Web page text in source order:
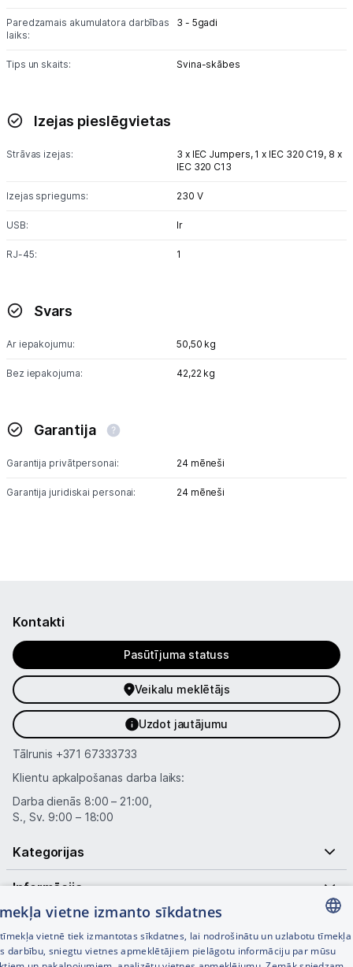
Paredzamais akumulatora darbības
laiks:
3 - 5gadi
Tips un skaits: Svina-skābes
Izejas pieslēgvietas
Strāvas izejas: 3 x IEC Jumpers, 1 x IEC 320 C19, 8 x
IEC 320 C13
Izejas spriegums: 230 V
USB: Ir
RJ-45: 1
Svars
Ar iepakojumu: 50,50 kg
Bez iepakojuma: 42,22 kg
Garantija
Garantija privātpersonai: 24 mēneši
Garantija juridiskai personai: 24 mēneši
Kontakti
Pasūtījuma statuss
Veikalu meklētājs
Uzdot jautājumu
Tālrunis +371 67333733
Klientu apkalpošanas darba laiks:
Darba dienās 8:00 – 21:00,
S., Sv. 9:00 – 18:00
Kategorijas
Informācija
Noderīgas saites
LATVIAN
vietne izmanto sīkdatnes
vietnē tiek izmantotas sīkdatnes, lai nodrošinātu un uzlabotu tīmekļa
darbību, sniegtu vietnes apmeklētājiem pielāgotu informāciju par mūsu